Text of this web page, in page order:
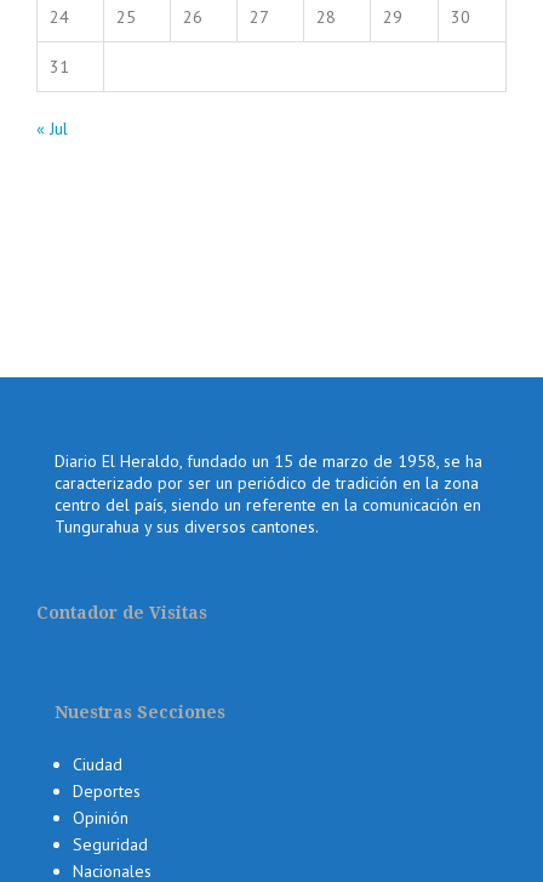
24 25 26 27 28 29 30
31
« Jul
Diario El Heraldo, fundado un 15 de marzo de 1958, se ha
caracterizado por ser un periódico de tradición en la zona
centro del país, siendo un referente en la comunicación en
Tungurahua y sus diversos cantones.
Contador de Visitas
Nuestras Secciones
Ciudad
Deportes
Opinión
Seguridad
Nacionales